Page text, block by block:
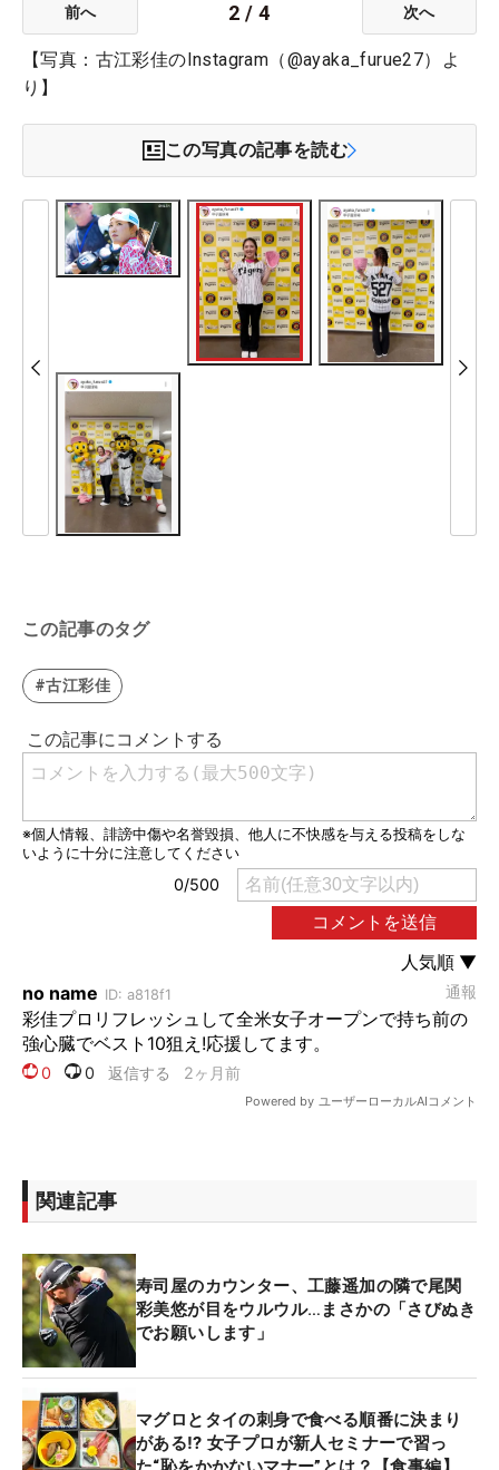
前へ 2 /4 次へ
【写真：古江彩佳のInstagram（@ayaka_furue27）よ
り】
この写真の記事を読む
この記事のタグ
#古江彩佳
関連記事
寿司屋のカウンター、工藤遥加の隣で尾関
彩美悠が目をウルウル…まさかの「さびぬき
でお願いします」
マグロとタイの刺身で食べる順番に決まり
がある⁉ 女子プロが新人セミナーで習っ